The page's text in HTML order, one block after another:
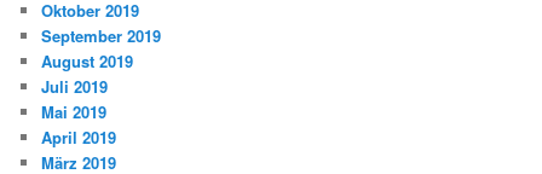
Oktober 2019
September 2019
August 2019
Juli 2019
Mai 2019
April 2019
März 2019